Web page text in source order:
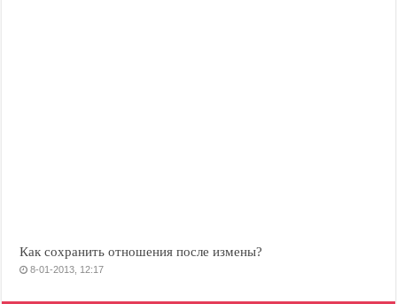
Как сохранить отношения после измены?
8-01-2013, 12:17